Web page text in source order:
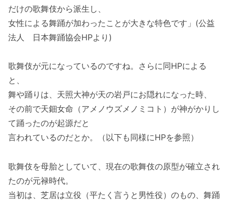
だけの歌舞伎から派生し、
女性による舞踊が加わったことが大きな特色です」(公益
法人 日本舞踊協会HPより)
歌舞伎が元になっているのですね。さらに同HPによる
と、
舞や踊りは、天照大神が天の岩戸にお隠れになった時、
その前で天鈿女命（アメノウズメノミコト）が神がかりし
て踊ったのが起源だと
言われているのだとか。（以下も同様にHPを参照）
歌舞伎を母胎としていて、現在の歌舞伎の原型が確立され
たのが元禄時代。
当初は、芝居は立役（平たく言うと男性役）のもの、舞踊